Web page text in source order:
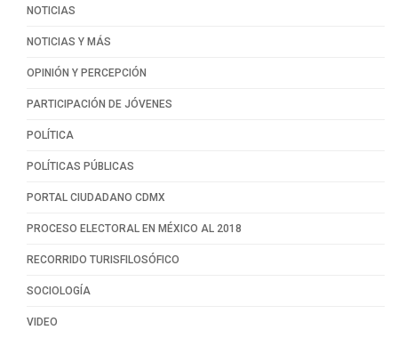
NOTICIAS
NOTICIAS Y MÁS
OPINIÓN Y PERCEPCIÓN
PARTICIPACIÓN DE JÓVENES
POLÍTICA
POLÍTICAS PÚBLICAS
PORTAL CIUDADANO CDMX
PROCESO ELECTORAL EN MÉXICO AL 2018
RECORRIDO TURISFILOSÓFICO
SOCIOLOGÍA
VIDEO